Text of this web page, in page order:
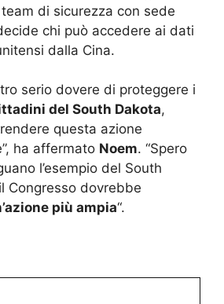
di sicurezza con sede
chi può accedere ai dati
dalla Cina.
serio dovere di proteggere i
del South Dakota,
questa azione
ha affermato Noem. “Spero
l’esempio del South
Congresso dovrebbe
più ampia“.